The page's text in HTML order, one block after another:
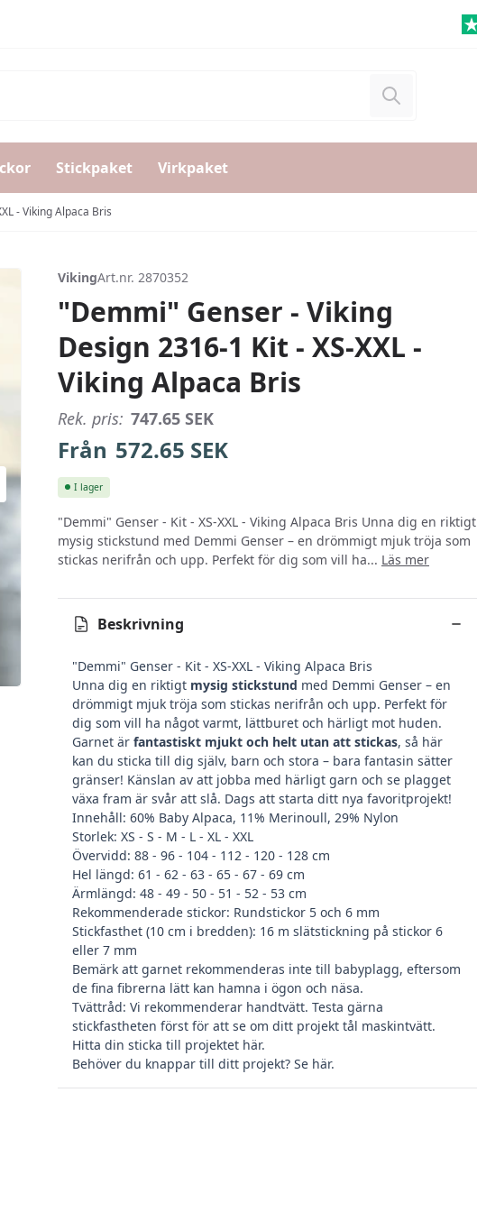
Sök
Stickpaket Virkpaket
- Viking Alpaca Bris
VikingArt.nr. 2870352
"Demmi" Genser - Viking
Design 2316-1 Kit - XS-XXL -
Viking Alpaca Bris
Rek. pris: 747.65SEK
Från 572.65 SEK
I lager
"Demmi" Genser - Kit - XS-XXL - Viking Alpaca Bris Unna dig en riktigt
mysig stickstund med Demmi Genser – en drömmigt mjuk tröja som
stickas nerifrån och upp. Perfekt för dig som vill ha... Läs mer
Beskrivning
"Demmi" Genser - Kit - XS-XXL - Viking Alpaca Bris
Unna dig en riktigt mysig stickstund med Demmi Genser – en
drömmigt mjuk tröja som stickas nerifrån och upp. Perfekt för
dig som vill ha något varmt, lättburet och härligt mot huden.
Garnet är fantastiskt mjukt och helt utan att stickas, så här
kan du sticka till dig själv, barn och stora – bara fantasin sätter
gränser! Känslan av att jobba med härligt garn och se plagget
växa fram är svår att slå. Dags att starta ditt nya favoritprojekt!
Innehåll: 60% Baby Alpaca, 11% Merinoull, 29% Nylon
Storlek: XS - S - M - L - XL - XXL
Övervidd: 88 - 96 - 104 - 112 - 120 - 128 cm
Hel längd: 61 - 62 - 63 - 65 - 67 - 69 cm
Ärmlängd: 48 - 49 - 50 - 51 - 52 - 53 cm
Rekommenderade stickor: Rundstickor 5 och 6 mm
Stickfasthet (10 cm i bredden): 16 m slätstickning på stickor 6
eller 7 mm
Bemärk att garnet rekommenderas inte till babyplagg, eftersom
de fina fibrerna lätt kan hamna i ögon och näsa.
Tvättråd: Vi rekommenderar handtvätt. Testa gärna
stickfastheten först för att se om ditt projekt tål maskintvätt.
Hitta din sticka till projektet här.
Behöver du knappar till ditt projekt? Se här.